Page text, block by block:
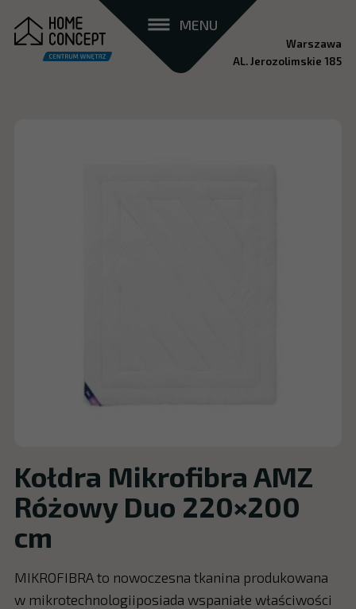
MENU
Warszawa
AL. Jerozolimskie 185
Kołdra Mikrofibra AMZ
Różowy Duo 220×200
cm
MIKROFIBRA to nowoczesna tkanina produkowana
w mikrotechnologiiposiada wspaniałe właściwości